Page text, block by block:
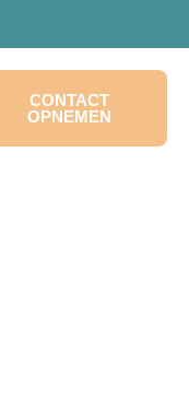
CONTACT
OPNEMEN